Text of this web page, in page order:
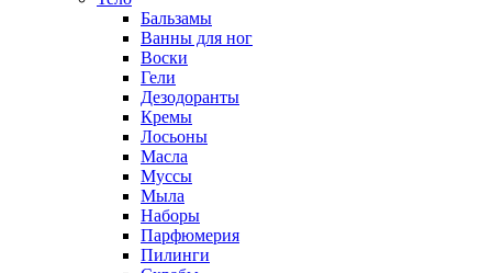
Бальзамы
Ванны для ног
Воски
Гели
Дезодоранты
Кремы
Лосьоны
Масла
Муссы
Мыла
Наборы
Парфюмерия
Пилинги